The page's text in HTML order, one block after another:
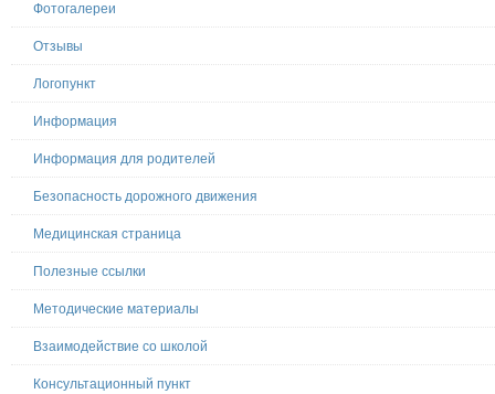
Фотогалереи
Отзывы
Логопункт
Информация
Информация для родителей
Безопасность дорожного движения
Медицинская страница
Полезные ссылки
Методические материалы
Взаимодействие со школой
Консультационный пункт